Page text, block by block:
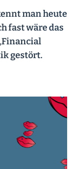
man heute
fast wäre das
gestört.